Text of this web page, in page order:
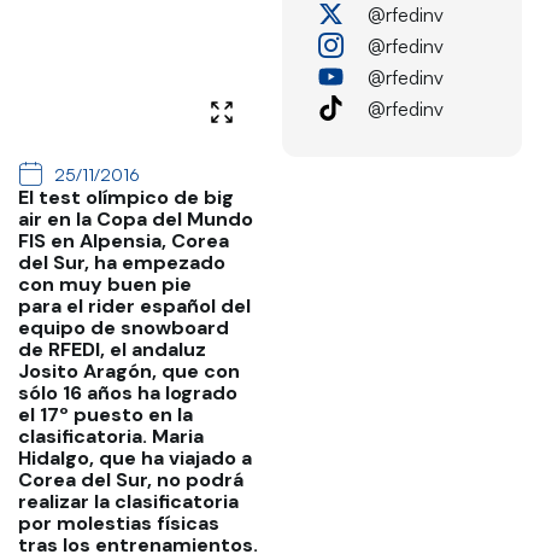
25/11/2016
El test olímpico de big
air en la Copa del Mundo
FIS en Alpensia, Corea
del Sur, ha empezado
con muy buen pie
para el rider español del
equipo de snowboard
de RFEDI, el andaluz
Josito Aragón, que con
sólo 16 años ha logrado
el 17º puesto en la
clasificatoria. Maria
Hidalgo, que ha viajado a
Corea del Sur, no podrá
realizar la clasificatoria
por molestias físicas
tras los entrenamientos.
@rfedinv
@rfedinv
@rfedinv
@rfedinv